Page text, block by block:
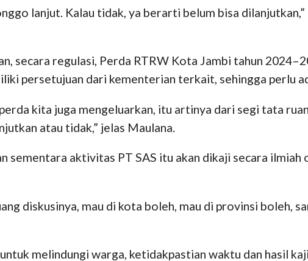
lanjut. Kalau tidak, ya berarti belum bisa
secara regulasi, Perda RTRW Kota Jambi tahun
persetujuan dari kementerian terkait, sehingga perlu
kita juga mengeluarkan, itu artinya dari segi tata
atau tidak,” jelas Maulana.
sementara aktivitas PT SAS itu akan dikaji secara
diskusinya, mau di kota boleh, mau di provinsi boleh,
melindungi warga, ketidakpastian waktu dan hasil